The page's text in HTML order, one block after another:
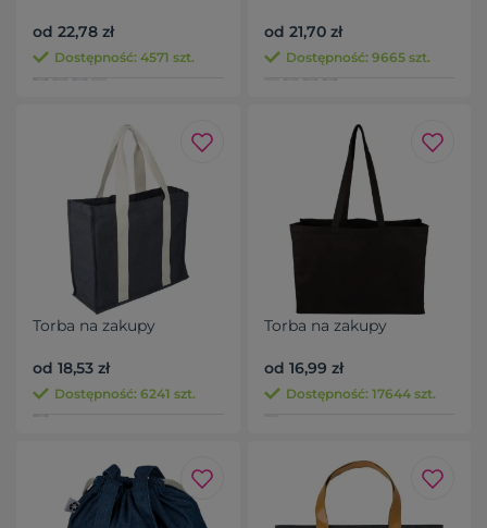
od 22,78 zł
Dostępność: 4571 szt.
od 21,70 zł
Dostępność: 9665 szt.
Torba na zakupy
od 18,53 zł
Dostępność: 6241 szt.
Torba na zakupy
od 16,99 zł
Dostępność: 17644 szt.